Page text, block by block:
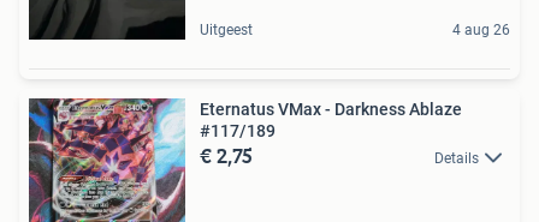
Uitgeest 4 aug 26
Eternatus VMax - Darkness Ablaze
#117/189
€ 2,75 Details